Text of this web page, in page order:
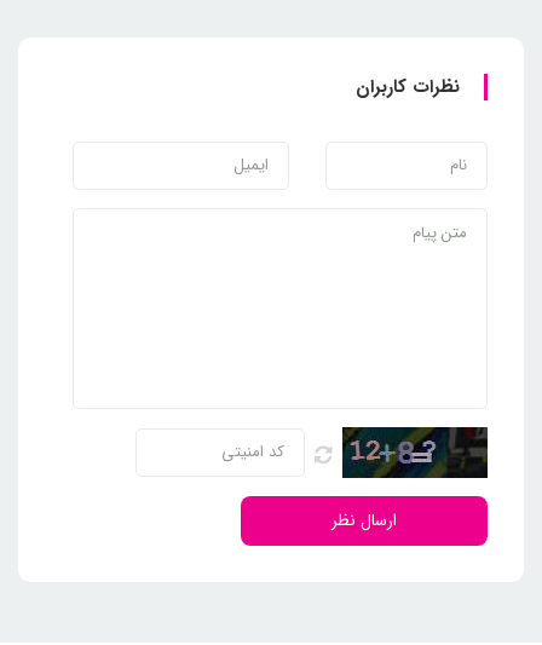
نظرات کاربران
ارسال نظر